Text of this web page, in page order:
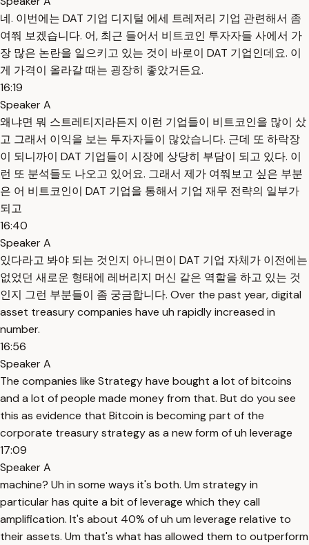
네. 이번에는 DAT 기업 디지털 에세 트레저리 기업 관련해서 좀
여쭤 보겠습니다. 어, 최근 들어서 비트코인 투자자들 사에서 가
장 많은 논란을 일으키고 있는 것이 바로이 DAT 기업인데요. 이
게 가격이 올라갈 때는 굉장히 좋았거든요.
16:19
Speaker A
왜냐면 뭐 스트레티지라든지 이런 기업들이 비트코인을 많이 샀
고 그래서 이익을 보는 투자자들이 많았습니다. 근데 또 하락장
이 되니까이 DAT 기업들이 시장에 상당히 부담이 되고 있다. 이
런 또 분석들도 나오고 있어요. 그래서 제가 여쭤보고 싶은 부분
은 어 비트코인이 DAT 기업을 통해서 기업 재무 전략의 일부가
되고
16:40
Speaker A
있다라고 봐야 되는 것인지 아니면이 DAT 기업 자체가 이전에는
없었던 새로운 형태에 레버리지 머신 같은 역할을 하고 있는 것
인지 그런 부분들이 좀 궁금합니다. Over the past year, digital
asset treasury companies have uh rapidly increased in
number.
16:56
Speaker A
The companies like Strategy have bought a lot of bitcoins
and a lot of people made money from that. But do you see
this as evidence that Bitcoin is becoming part of the
corporate treasury strategy as a new form of uh leverage
17:09
Speaker A
machine? Uh in some ways it's both. Um strategy in
particular has quite a bit of leverage which they call
amplification. It's about 40% of uh um leverage relative to
their assets. Um that's what has allowed them to outperform